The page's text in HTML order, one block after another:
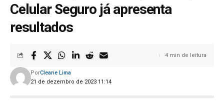
Celular Seguro já apresenta
resultados
21 de dezembro de 2023 11:14
PorCleane Lima
4 min de leitura